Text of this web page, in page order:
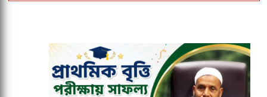
১৫০০ টমটম লাইসেন্স ইস্যু নিয়ে ফের
আলোচনায় প্রমথ পাল, কক্সবাজারে
পুনঃপদায়নের চেষ্টা!